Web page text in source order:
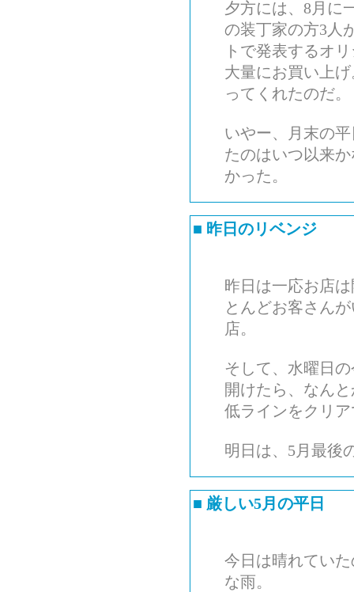
夕方には、8月に
の装丁家の方3人
トで発表するオ
大量にお買い上
ってくれたのだ。
いやー、月末の
たのはいつ以来
かった。
■ 昨日のリベンジ
昨日は一応お店
とんどお客さん
店。
そして、水曜日
開けたら、なん
低ラインをクリ
明日は、5月最後
■ 厳しい5月の平日
今日は晴れてい
な雨。